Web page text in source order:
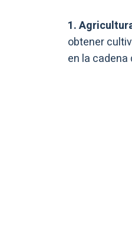
1.
obtener
en la